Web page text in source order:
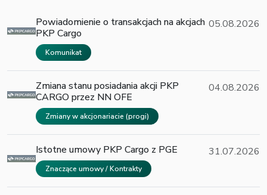
Powiadomienie o transakcjach na akcjach
PKP Cargo
Komunikat
05.08.2026
Zmiana stanu posiadania akcji PKP
CARGO przez NN OFE
Zmiany w akcjonariacie (progi)
04.08.2026
Istotne umowy PKP Cargo z PGE
Znaczące umowy / Kontrakty
31.07.2026